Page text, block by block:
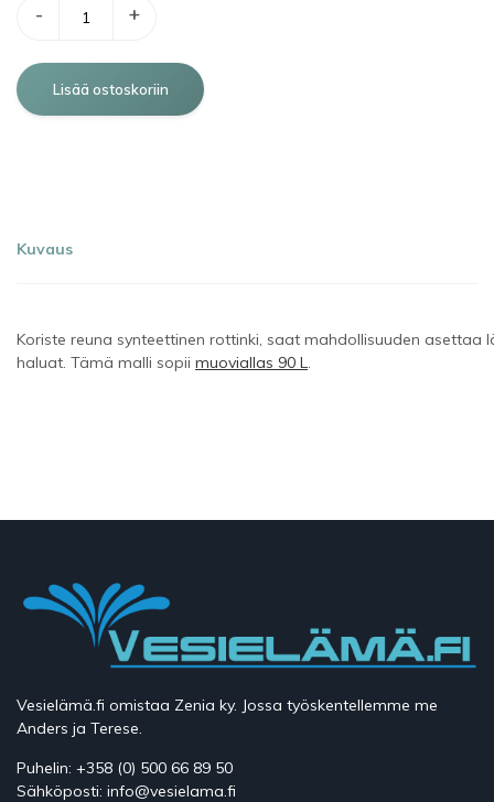
- +
Kuvaus
Koriste reuna synteettinen rottinki, saat mahdollisuuden asettaa
haluat. Tämä malli sopii muoviallas 90 L.
Vesielämä.fi omistaa Zenia ky. Jossa työskentellemme me
Anders ja Terese.
Puhelin: +358 (0) 500 66 89 50
Sähköposti: info@vesielama.fi